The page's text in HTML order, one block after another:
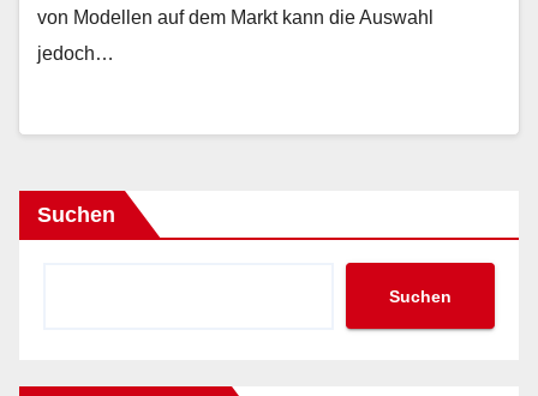
von Modellen auf dem Markt kann die Auswahl
jedoch…
Suchen
Suchen